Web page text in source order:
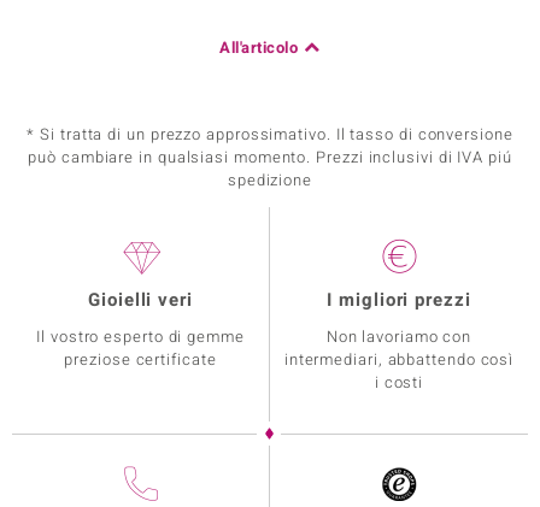
All'articolo
* Si tratta di un prezzo approssimativo. Il tasso di conversione
può cambiare in qualsiasi momento. Prezzi inclusivi di IVA piú
spedizione
Gioielli veri
Il vostro esperto di gemme
preziose certificate
I migliori prezzi
Non lavoriamo con
intermediari, abbattendo così
i costi